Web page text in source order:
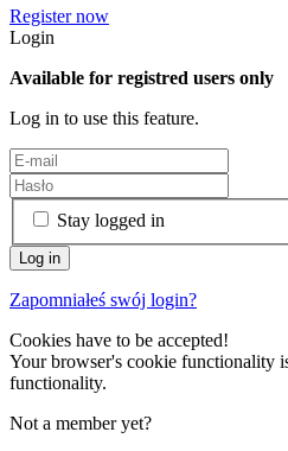
Register now
Login
Available for registred users only
Log in to use this feature.
Stay logged in
Zapomniałeś swój login?
Cookies have to be accepted!
Your browser's cookie functionality
functionality.
Not a member yet?